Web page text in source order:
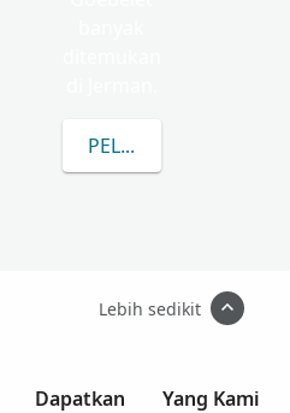
PELAJARI LEBIH
Lebih sedikit
Dapatkan
Yang Kami